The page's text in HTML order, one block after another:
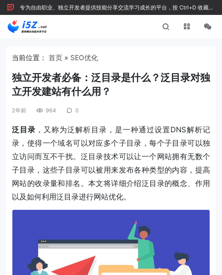
专为自由职业、独立开发者提供技能分享交流学习成长的平台，按 Ctrl+D 收藏我
们
当前位置： 首页 » SEO优化
独立开发者必备：泛目录是什么？泛目录对独
立开发建站有什么用？
2年前 964 0
泛目录 ，又称为泛解析目录，是一种通过设置DNS解析记
录，使得一个域名可以对应多个子目录，每个子目录可以独
立访问而互不干扰。泛目录技术可以让一个网站拥有无数个
子目录，这些子目录可以被用来发布各种类型的内容，提高
网站的收录量和排名。本文将详细介绍泛目录的概念、作用
以及如何利用泛目录进行网站优化。